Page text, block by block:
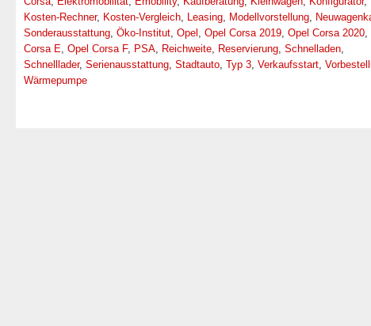
Kosten-Rechner, Kosten-Vergleich, Leasing, Modellvorstellung,
Sonderausstattung, Öko-Institut, Opel , Opel Corsa 2019, Opel Corsa 2020,
Corsa E, Opel Corsa F, PSA, Reichweite, Reservierung, Schnelladen,
Schnelllader, Serienausstattung, Stadtauto, Typ 3, Verkaufsstart,
Wärmepumpe